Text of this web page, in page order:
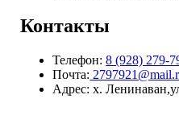
Контакты
Телефон:8 (928) 279-
Почта:
Адрес: х.